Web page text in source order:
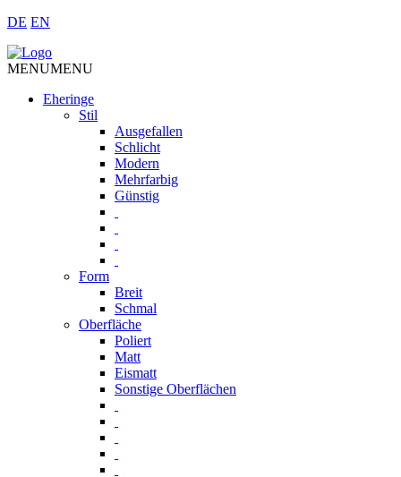
DE EN
MENUMENU
Eheringe
Stil
Ausgefallen
Schlicht
Modern
Mehrfarbig
Günstig
Form
Breit
Schmal
Oberfläche
Poliert
Matt
Eismatt
Sonstige Oberflächen